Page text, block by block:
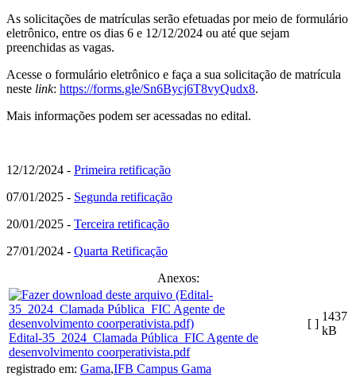
As solicitações de matrículas serão efetuadas por meio de formulário
eletrônico, entre os dias 6 e 12/12/2024 ou até que sejam
preenchidas as vagas.
Acesse o formulário eletrônico e faça a sua solicitação de matrícula
neste link: https://forms.gle/Sn6Bycj6T8vyQudx8.
Mais informações podem ser acessadas no edital.
12/12/2024 - Primeira retificação
07/01/2025 - Segunda retificação
20/01/2025 - Terceira retificação
27/01/2024 - Quarta Retificação
Anexos:
Edital-35_2024_Clamada Pública_FIC Agente de
desenvolvimento coorperativista.pdf
[ ]
1437
kB
registrado em: Gama,IFB Campus Gama